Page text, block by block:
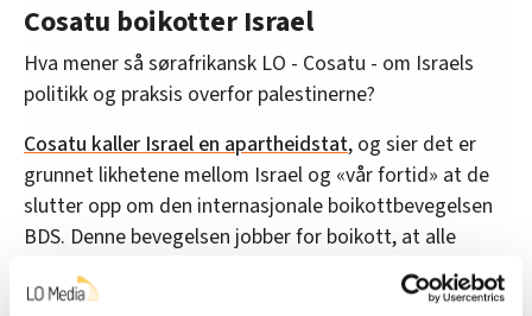
Cosatu boikotter Israel
Hva mener så sørafrikansk LO - Cosatu - om Israels
politikk og praksis overfor palestinerne?
Cosatu kaller Israel en apartheidstat, og sier det er
grunnet likhetene mellom Israel og «vår fortid» at de
slutter opp om den internasjonale boikottbevegelsen
BDS. Denne bevegelsen jobber for boikott, at alle
trekker investeringer ut av Israel, og at det blir innført
internasjonale sanksjoner mot Israel.